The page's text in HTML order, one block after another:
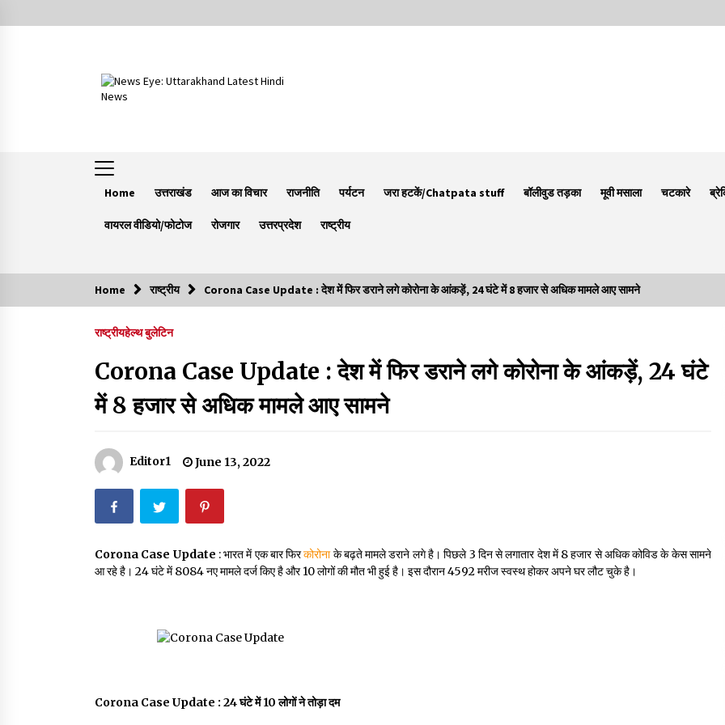
to
Home उत्तराखंड आज का विचार राजनीति पर्यटन जरा हटकें/Chatpata stuff बॉलीवुड तड़का मूवी मसाला चटकारे
वायरल वीडियो/फोटोज रोजगार उत्तरप्रदेश राष्ट्रीय
Trending Now
अधिकार दिवस कार्यक्रम में शामिल हुए सीएम,आधुनिक
मदरसों का नाम अब्दुल कलाम के नाम पर रखने की घोषणा
December 18, 2023
September 7, 2023
May 14, 2022
Thought Of The Day 11 May Thought Of The Day 10 May
Home राष्ट्रीय Corona Case Update : देश में फिर डराने लगे कोरोना के आंकड़ें, 24 घंटे में 8 हजार से अधिक मामले आए सामने
राष्ट्रीयहेल्थ बुलेटिन
Corona Case Update : देश में फिर डराने लगे कोरोना के आंकड़ें, 24 घंटे
में 8 हजार से अधिक मामले आए सामने
Editor1 June 13, 2022
Corona Case Update : भारत में एक बार फिरकोरोनाके बढ़ते मामले डराने लगे है। पिछले 3 दिन से लगातार देश में 8 हजार से अधिक कोविड के केस सामने
आ रहे है। 24 घंटे में 8084 नए मामले दर्ज किए है और 10 लोगों की मौत भी हुई है। इस दौरान 4592 मरीज स्वस्थ होकर अपने घर लौट चुके है।
Corona Case Update : 24 घंटे में 10 लोगों ने तोड़ा दम